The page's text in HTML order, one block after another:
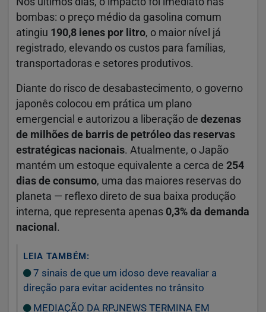
bombas: o preço médio da gasolina comum
atingiu 190,8 ienes por litro, o maior nível já
registrado, elevando os custos para famílias,
transportadoras e setores produtivos.
Diante do risco de desabastecimento, o governo
japonês colocou em prática um plano
emergencial e autorizou a liberação de dezenas
de milhões de barris de petróleo das reservas
estratégicas nacionais. Atualmente, o Japão
mantém um estoque equivalente a cerca de 254
dias de consumo, uma das maiores reservas do
planeta — reflexo direto de sua baixa produção
interna, que representa apenas 0,3% da demanda
nacional .
LEIA TAMBÉM:
7 sinais de que um idoso deve reavaliar a
direção para evitar acidentes no trânsito
MEDIAÇÃO DA RPJNEWS TERMINA EM